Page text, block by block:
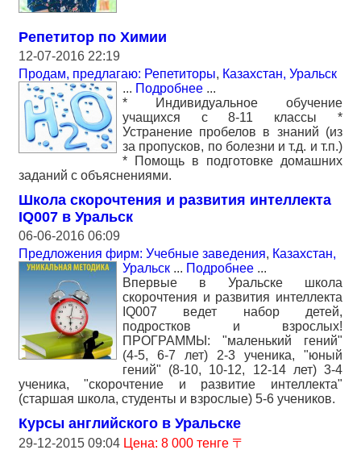
Репетитор по Химии
12-07-2016 22:19
Продам, предлагаю: Репетиторы, Казахстан, Уральск
... Подробнее ...
* Индивидуальное обучение
учащихся с 8-11 классы *
Устранение пробелов в знаний (из
за пропусков, по болезни и т.д. и т.п.)
* Помощь в подготовке домашних
заданий с объяснениями.
Школа скорочтения и развития интеллекта
IQ007 в Уральск
06-06-2016 06:09
Предложения фирм: Учебные заведения, Казахстан,
Уральск ... Подробнее ...
Впервые в Уральске школа
скорочтения и развития интеллекта
IQ007 ведет набор детей,
подростков и взрослых!
ПРОГРАММЫ: "маленький гений"
(4-5, 6-7 лет) 2-3 ученика, "юный
гений" (8-10, 10-12, 12-14 лет) 3-4
ученика, "скорочтение и развитие интеллекта"
(старшая школа, студенты и взрослые) 5-6 учеников.
Курсы английского в Уральске
29-12-2015 09:04 Цена: 8 000 тенге 〒